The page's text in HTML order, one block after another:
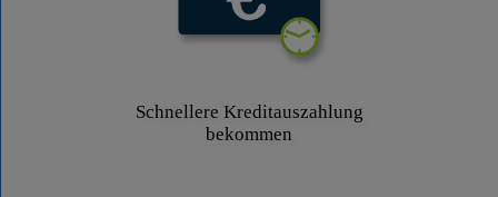
Schnellere Kreditauszahlung
bekommen